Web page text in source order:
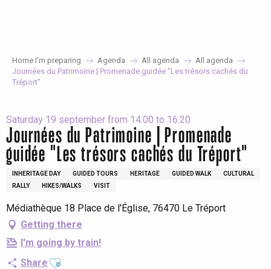
Home I’m preparing Agenda All agenda
All agenda
Journées du Patrimoine | Promenade guidée "Les trésors cachés du
Tréport"
Saturday 19 september from 14:00 to 16:20
Journées du Patrimoine | Promenade
guidée "Les trésors cachés du Tréport"
INHERITAGE DAY GUIDED TOURS HERITAGE GUIDED WALK
CULTURAL
RALLY
HIKES/WALKS VISIT
Médiathèque 18 Place de l'Église, 76470 Le Tréport
Getting there
I'm going by train!
Share Ajouter aux favoris